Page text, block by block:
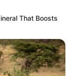
That Boosts